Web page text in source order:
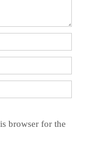
browser for the